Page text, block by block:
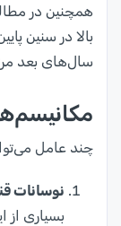
همچنین در
بالا در سنین
سال‌های بعد
چند عامل
نوسانات
بسیاری از